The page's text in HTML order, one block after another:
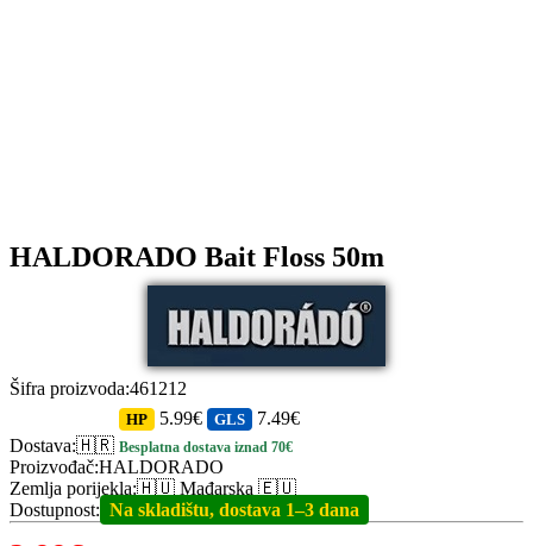
HALDORADO Bait Floss 50m
Šifra proizvoda:461212
Dostava:🇭🇷
HP 5.99€ GLS 7.49€
Besplatna dostava iznad 70€
Proizvođač:HALDORADO
Zemlja porijekla:🇭🇺 Mađarska 🇪🇺
Dostupnost: Na skladištu, dostava 1–3 dana